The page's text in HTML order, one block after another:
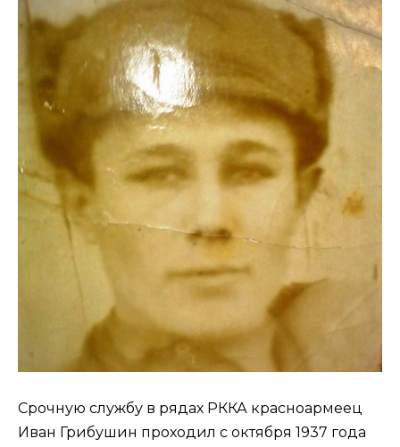
Срочную службу в рядах РККА красноармеец
Иван Грибушин проходил с октября 1937 года